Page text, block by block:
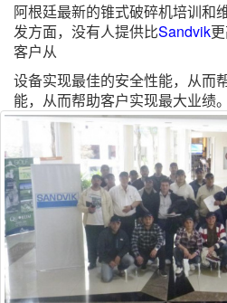
阿根廷最新的锥式破碎机培训和
发方面，没有人提供比Sandvik
客户从
设备实现最佳的安全性能，从而
能，从而帮助客户实现最大业绩。